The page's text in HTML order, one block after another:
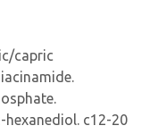
capric
hexanediol. c12-20